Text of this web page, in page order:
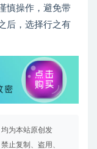
慎操作，避免带
后，选择行之有
为本站原创发
止复制、盗用、